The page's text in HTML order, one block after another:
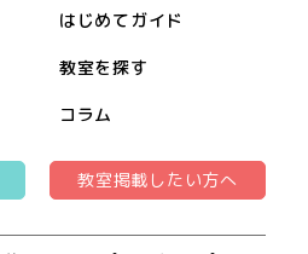
はじめてガイド
教室を探す
コラム
教室掲載したい方へ